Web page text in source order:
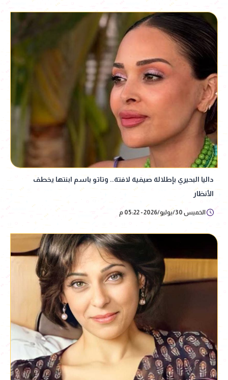
داليا البحيري بإطلالة صيفية لافتة.. وتاتو باسم ابنتها يخطف
الأنظار
الخميس 30/يوليو/2026 - 05:22 م